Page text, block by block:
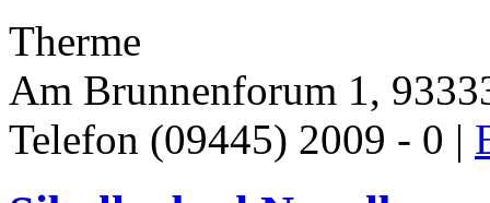
Therme
Am Brunnenforum 1,
Telefon (09445) 2009 - 0 |